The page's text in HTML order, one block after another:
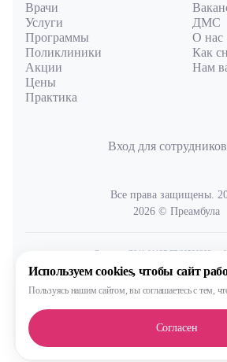
Врачи
Услуги
Программы
Поликлиники
Акции
Цены
Практика
ДМС
О нас
Как
Нам
Вход для сотрудников
Все права защищены.
2026 © Преамбула
Лицензия Л041-01137-77/00590289 от
выдана Министерством здравоохранения
Сделано, конечно, в MAX
Используем cookies, чтобы сайт
Пользуясь нашим сайтом,вы соглашаетесь с тем,
Согласен